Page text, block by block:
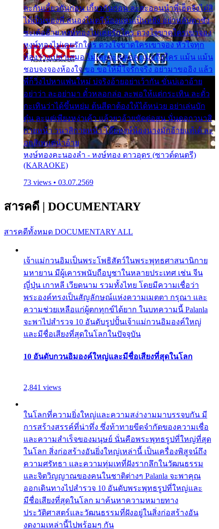
ละกันเกี้ยวกันก่อน เกี้ยวกันก่อน ละสะออนนำพี่เฮ็ดจังได๋สิ
ได้เป็นของพี่ สนองไมตรีน้องแหน่เป็นหยัง อย่าหลับตาซัง
ซะเด้ออ้าย หงษ์ทองไม่เคยรักใคร ดวงใจขาดใครเขาจอง
หงษ์ทองไม่เคยรักใคร ดวงใจขาดใครเขาจอง หัวใจทุก
ห้องว่างเปล่าเสมอ ไม่เคยจะเผลอละเมอถึงใคร แม้น แม้น
ชอบจงจองห้องใจ ขอ ขอให้มีใจรักจริง อย่ามาขออิง แล้ว
พี่ก็วิ่งไปหาแฟนใหม่ บ่จริงอ้ายอย่าเว้ากัน ขั่นบ่เอาอ้าย
อย่าว่า ละอย่ามา ตั๋วหลอกล่อ ละพอให้แต่กระเทิน ละตั๋ว
กะเทินว่าได้ขึ้นหย่ม ต้นสีดาต้องให้ได้หน่วย อย่าเล่นบัก
ตุ๋น ละแต่เพียงหง่าเค้า แล้วยาอ้ายขัดต่อสน นั่นดอกวนาสิ
กายหน้า วนาสิกายหน้า โอ๊ยหงษ์น้องนางมักอ้ายแท้เด้ ละ
อกสิเพแต่นำอ้าย
หงษ์ทองคะนองลำ - หงษ์ทอง ดาวอุดร (ซาวด์ดนตรี)
(KARAOKE)
73 views • 03.07.2569
สารคดี | DOCUMENTARY
สารคดีทั้งหมด DOCUMENTARY ALL
เจ้าแม่กวนอิมเป็นพระโพธิสัตว์ในพระพุทธศาสนานิกาย
มหายาน มีผู้เคารพนับถือบูชาในหลายประเทศ เช่น จีน
ญี่ปุ่น เกาหลี เวียดนาม รวมทั้งไทย โดยมีความเชื่อว่า
พระองค์ทรงเป็นสัญลักษณ์แห่งความเมตตา กรุณา และ
ความช่วยเหลือแก่ผู้ตกทุกข์ได้ยาก ในบทความนี้ Palanla
จะพาไปสำรวจ 10 อันดับรูปปั้นเจ้าแม่กวนอิมองค์ใหญ่
และมีชื่อเสียงที่สุดในโลกในปัจจุบัน
10 อันดับกวนอิมองค์ใหญ่และมีชื่อเสียงที่สุดในโลก
2,841 views
ในโลกที่ความยิ่งใหญ่และความสง่างามมาบรรจบกัน มี
การสร้างสรรค์ที่น่าทึ่ง ซึ่งท้าทายขีดจำกัดของความเชื่อ
และความสำเร็จของมนุษย์ นั่นคือพระพุทธรูปที่ใหญ่ที่สุด
ในโลก สิ่งก่อสร้างอันยิ่งใหญ่เหล่านี้ เป็นเครื่องพิสูจน์ถึง
ความศรัทธา และความทุ่มเทที่ฝังรากลึกในวัฒนธรรม
และจิตวิญญาณของคนในชาติต่างๆ Palanla จะพาคุณ
ออกเดินทางไปสำรวจ 10 อันดับพระพุทธรูปที่ใหญ่และ
มีชื่อเสียงที่สุดในโลก มาค้นหาความหมายทาง
ประวัติศาสตร์และวัฒนธรรมที่ฝังอยู่ในสิ่งก่อสร้างอัน
งดงามเหล่านี้ไปพร้อมๆ กัน